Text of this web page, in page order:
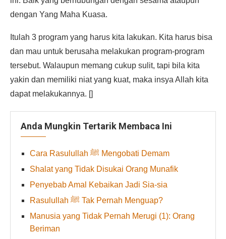
dengan Yang Maha Kuasa.
Itulah 3 program yang harus kita lakukan. Kita harus bisa
dan mau untuk berusaha melakukan program-program
tersebut. Walaupun memang cukup sulit, tapi bila kita
yakin dan memiliki niat yang kuat, maka insya Allah kita
dapat melakukannya. []
Anda Mungkin Tertarik Membaca Ini
Cara Rasulullah ﷺ Mengobati Demam
Shalat yang Tidak Disukai Orang Munafik
Penyebab Amal Kebaikan Jadi Sia-sia
Rasulullah ﷺ Tak Pernah Menguap?
Manusia yang Tidak Pernah Merugi (1): Orang
Beriman